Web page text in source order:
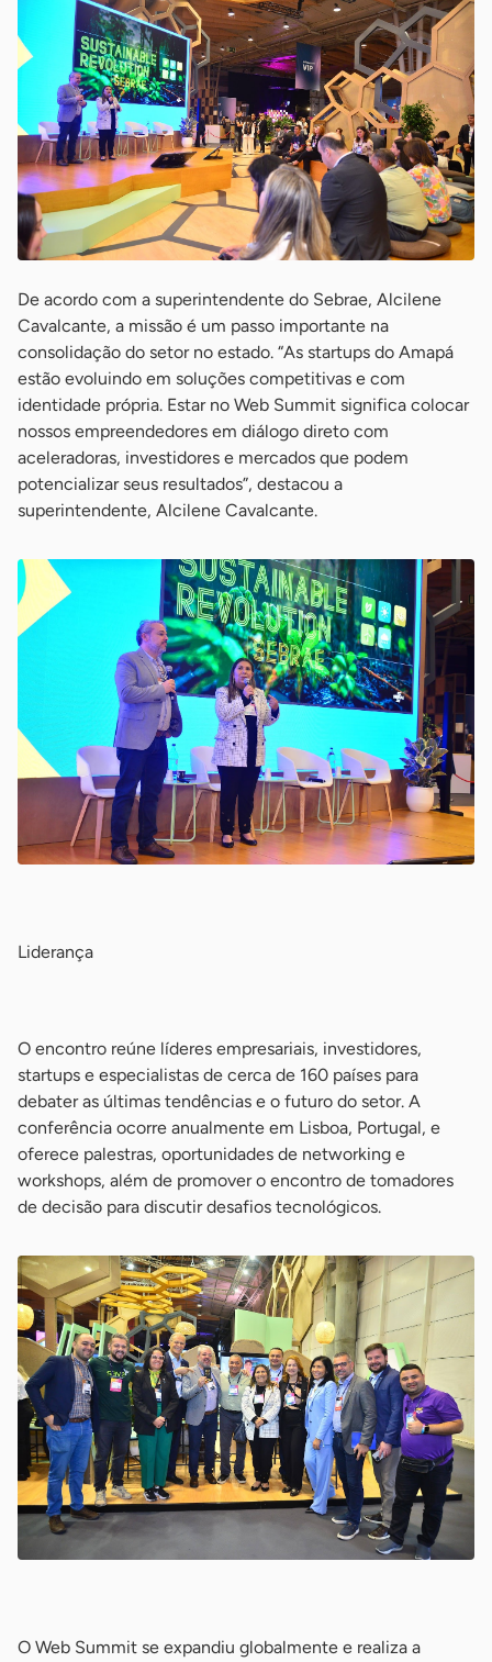
De acordo com a superintendente do Sebrae, Alcilene
Cavalcante, a missão é um passo importante na
consolidação do setor no estado. “As startups do Amapá
estão evoluindo em soluções competitivas e com
identidade própria. Estar no Web Summit significa colocar
nossos empreendedores em diálogo direto com
aceleradoras, investidores e mercados que podem
potencializar seus resultados”, destacou a
superintendente, Alcilene Cavalcante.
Liderança
O encontro reúne líderes empresariais, investidores,
startups e especialistas de cerca de 160 países para
debater as últimas tendências e o futuro do setor. A
conferência ocorre anualmente em Lisboa, Portugal, e
oferece palestras, oportunidades de networking e
workshops, além de promover o encontro de tomadores
de decisão para discutir desafios tecnológicos.
O Web Summit se expandiu globalmente e realiza a